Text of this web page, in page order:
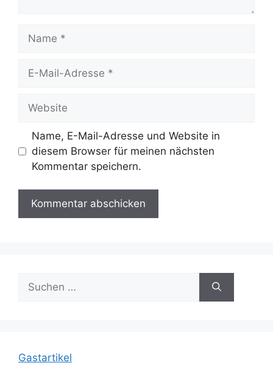
Mail-
Name, E-Mail-Adresse und Website in
diesem Browser für meinen nächsten
Kommentar speichern.
Suche
nach:
Gastartikel